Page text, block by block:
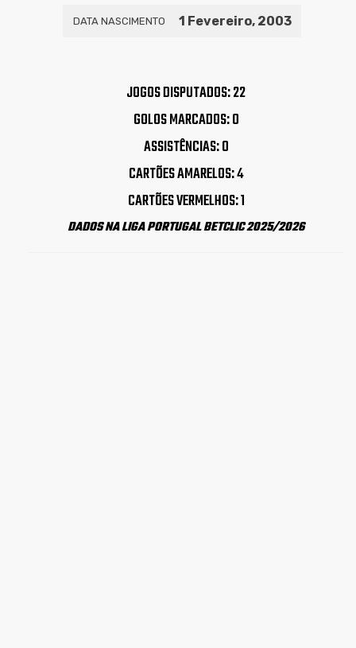
DATA NASCIMENTO 1 Fevereiro, 2003
JOGOS DISPUTADOS: 22
GOLOS MARCADOS: 0
ASSISTÊNCIAS: 0
CARTÕES AMARELOS: 4
CARTÕES VERMELHOS: 1
DADOS NA LIGA PORTUGAL BETCLIC 2025/2026